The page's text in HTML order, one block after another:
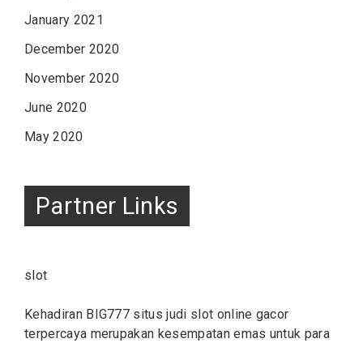
January 2021
December 2020
November 2020
June 2020
May 2020
Partner Links
slot
Kehadiran BIG777 situs judi slot online gacor
terpercaya merupakan kesempatan emas untuk para